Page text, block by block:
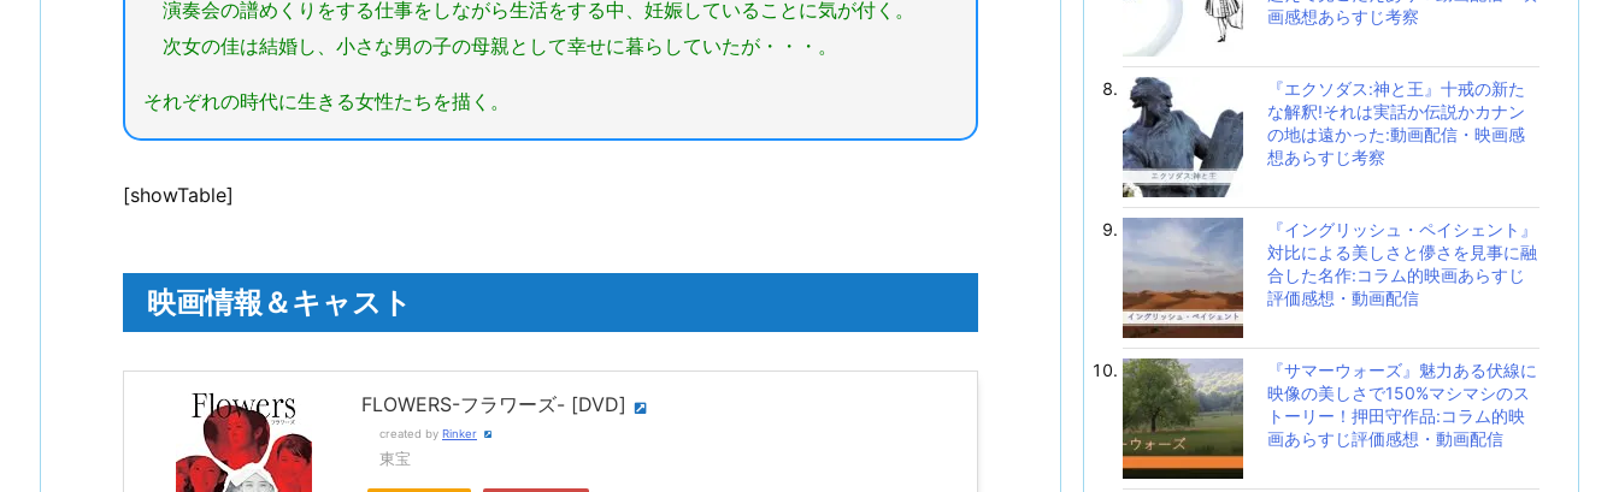
演奏会の譜めくりをする仕事をしながら生活をする中、妊娠していることに気が付く。
次女の佳は結婚し、小さな男の子の母親として幸せに暮らしていたが・・・。
それぞれの時代に生きる女性たちを描く。
[showTable]
映画情報＆キャスト
FLOWERS-フラワーズ- [DVD]
created by Rinker
東宝
画感想あらすじ考察
『エクソダス:神と王』十戒の新た
な解釈!それは実話か伝説かカナン
の地は遠かった:動画配信・映画感
想あらすじ考察
『イングリッシュ・ペイシェント』
対比による美しさと儚さを見事に融
合した名作:コラム的映画あらすじ
評価感想・動画配信
『サマーウォーズ』魅力ある伏線に
映像の美しさで150%マシマシのス
トーリー！押田守作品:コラム的映
画あらすじ評価感想・動画配信